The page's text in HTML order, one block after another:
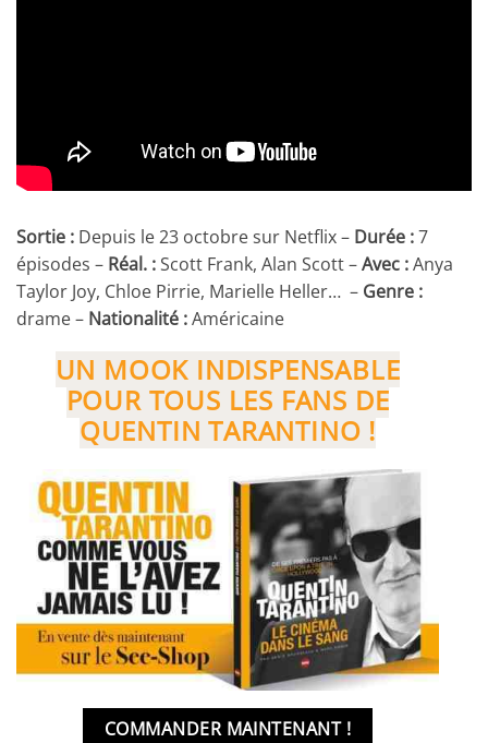
Sortie : Depuis le 23 octobre sur Netflix – Durée :7
épisodes – Réal. :Scott Frank, Alan Scott –Avec :Anya
Taylor Joy, Chloe Pirrie, Marielle Heller… – Genre :
drame – Nationalité :Américaine
UN MOOK INDISPENSABLE
POUR TOUS LES FANS DE
QUENTIN TARANTINO !
COMMANDER MAINTENANT !